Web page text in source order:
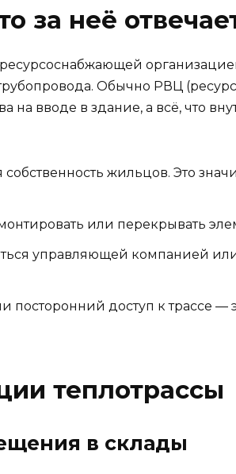
за неё
Обычно РВЦ
на вводе в здание, а всё, что
жильцов. Это
или перекрывать
управляющей компанией
доступ к трассе —
теплотрассы
в склады